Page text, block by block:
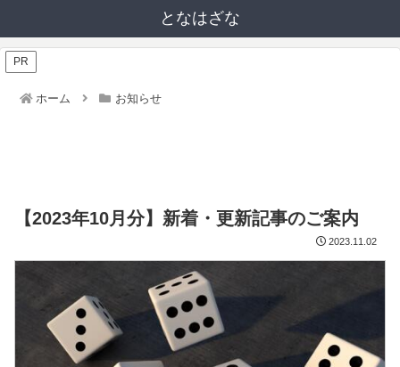
となはざな
PR
ホーム お知らせ
【2023年10月分】新着・更新記事のご案内
2023.11.02